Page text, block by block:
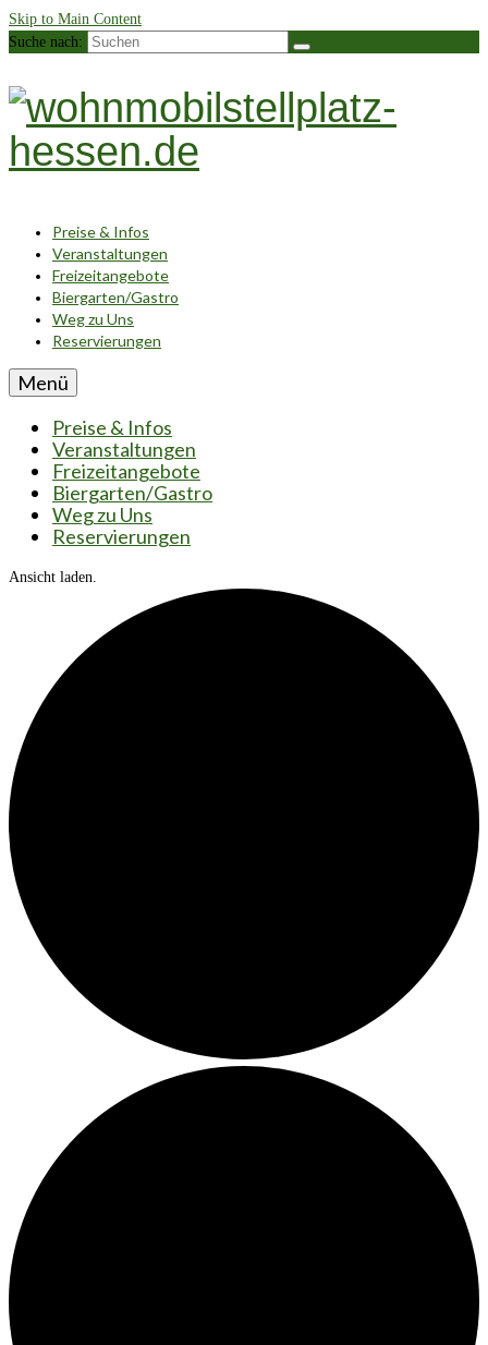
Skip to Main Content
Suche nach:
Preise & Infos
Veranstaltungen
Freizeitangebote
Biergarten/Gastro
Weg zu Uns
Reservierungen
Menü
Preise & Infos
Veranstaltungen
Freizeitangebote
Biergarten/Gastro
Weg zu Uns
Reservierungen
Ansicht laden.